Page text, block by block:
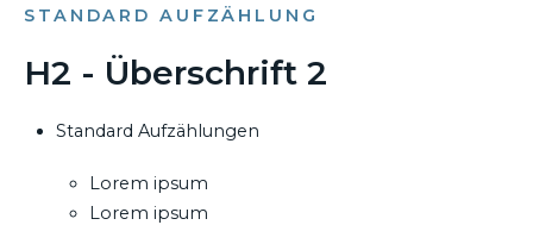
STANDARD AUFZÄHLUNG
H2 - Überschrift 2
Standard Aufzählungen
Lorem ipsum
Lorem ipsum